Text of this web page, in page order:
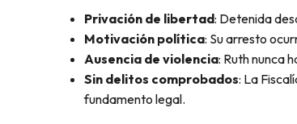
Privación de libertad: Detenida
Motivación política: Su arresto
Ausencia de violencia: Ruth nunca
Sin delitos comprobados: La
fundamento legal.